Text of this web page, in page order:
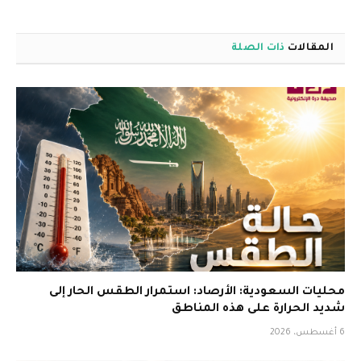
المقالات ذات الصلة
محليات السعودية: الأرصاد: استمرار الطقس الحار إلى
شديد الحرارة على هذه المناطق
6 أغسطس، 2026